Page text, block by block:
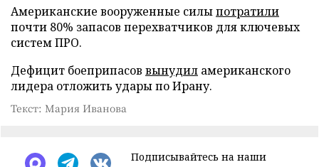
Американские вооруженные силыпотратили
почти 80% запасов перехватчиков для ключевых
систем ПРО.
Дефицит боеприпасов вынудил американского
лидера отложить удары по Ирану.
Текст: Мария Иванова
Подписывайтесь на наши